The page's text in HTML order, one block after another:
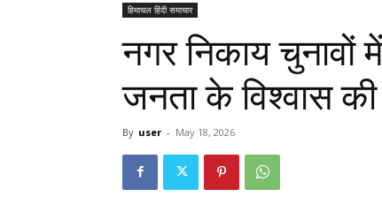
हिमाचल हिंदी समाचार
नगर निकाय चुनावों
जनता के विश्वास
By user - May 18, 2026